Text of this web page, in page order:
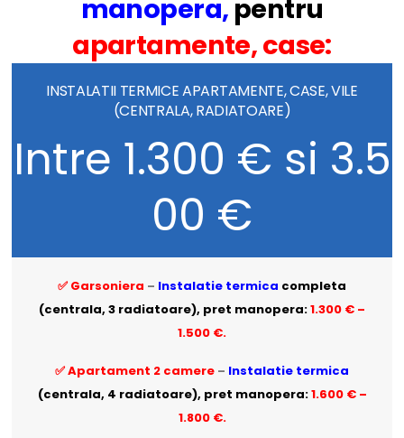
manopera, pentru
apartamente, case:
INSTALATII TERMICE APARTAMENTE, CASE, VILE
(CENTRALA, RADIATOARE)
Intre 1.300 € si 3.5
00 €
✅ Garsoniera – Instalatie termica completa
(centrala, 3 radiatoare), pret manopera:1.300 € –
1.500 €.
✅ Apartament 2 camere – Instalatie termica
(centrala, 4 radiatoare), pret manopera:1.600 € –
1.800 €.